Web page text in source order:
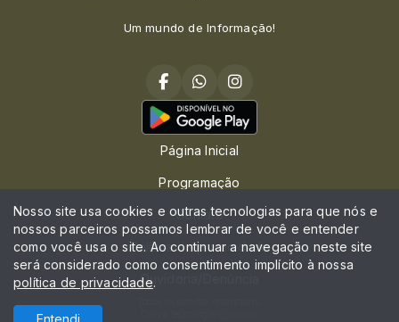
Um mundo de Informação!
Página Inicial
Programação
Contato
Política de privacidade
Ouvidoria/Denúncia
Nosso site usa cookies e outras tecnologias para que nós e
nossos parceiros possamos lembrar de você e entender
como você usa o site. Ao continuar a navegação neste site
será considerado como consentimento implícito à nossa
política de privacidade.
Entendi